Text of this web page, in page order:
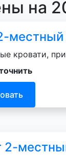
на
кровати,
2-